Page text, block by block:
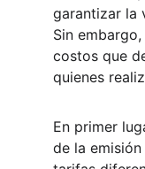
garantizar la
Sin
costos que
quienes
En primer
de la